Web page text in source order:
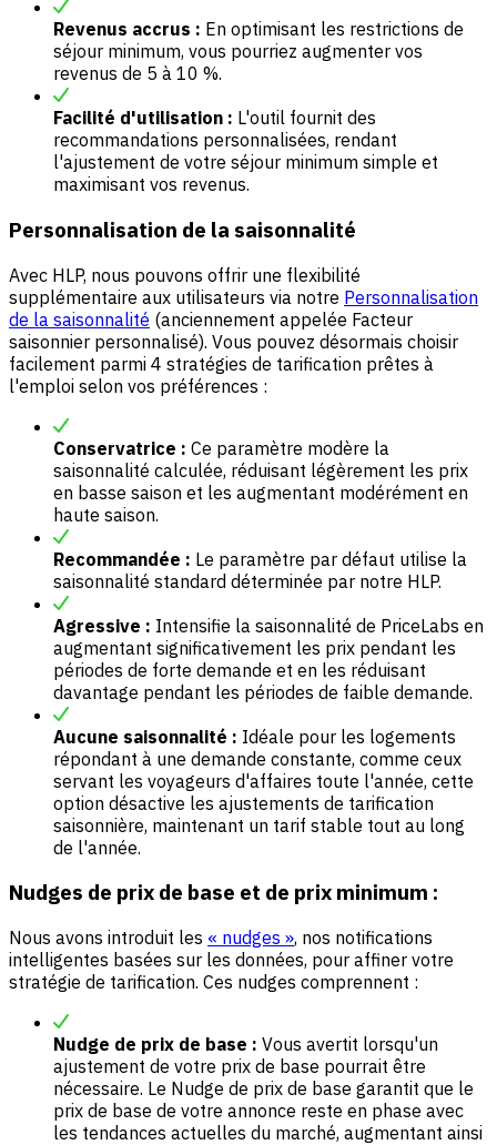
Revenus accrus : En optimisant les restrictions de
séjour minimum, vous pourriez augmenter vos
revenus de 5 à 10 %.
Facilité d'utilisation : L'outil fournit des
recommandations personnalisées, rendant
l'ajustement de votre séjour minimum simple et
maximisant vos revenus.
Personnalisation de la saisonnalité
Avec HLP, nous pouvons offrir une flexibilité
supplémentaire aux utilisateurs via notre Personnalisation
de la saisonnalité (anciennement appelée Facteur
saisonnier personnalisé). Vous pouvez désormais choisir
facilement parmi 4 stratégies de tarification prêtes à
l'emploi selon vos préférences :
Conservatrice : Ce paramètre modère la
saisonnalité calculée, réduisant légèrement les prix
en basse saison et les augmentant modérément en
haute saison.
Recommandée : Le paramètre par défaut utilise la
saisonnalité standard déterminée par notre HLP.
Agressive : Intensifie la saisonnalité de PriceLabs en
augmentant significativement les prix pendant les
périodes de forte demande et en les réduisant
davantage pendant les périodes de faible demande.
Aucune saisonnalité : Idéale pour les logements
répondant à une demande constante, comme ceux
servant les voyageurs d'affaires toute l'année, cette
option désactive les ajustements de tarification
saisonnière, maintenant un tarif stable tout au long
de l'année.
Nudges de prix de base et de prix minimum :
Nous avons introduit les « nudges », nos notifications
intelligentes basées sur les données, pour affiner votre
stratégie de tarification. Ces nudges comprennent :
Nudge de prix de base : Vous avertit lorsqu'un
ajustement de votre prix de base pourrait être
nécessaire. Le Nudge de prix de base garantit que le
prix de base de votre annonce reste en phase avec
les tendances actuelles du marché, augmentant ainsi